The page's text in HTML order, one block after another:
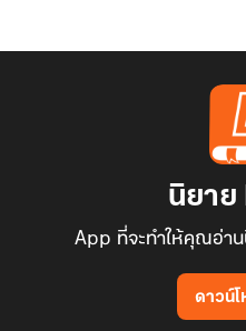
นิยาย
App ที่จะทำให้คุณอ่า
ดาวน์